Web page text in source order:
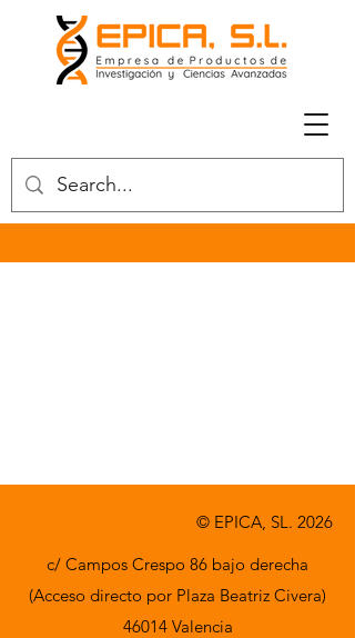
© EPICA, SL. 2026
c/ Campos Crespo 86 bajo derecha
(Acceso directo por Plaza Beatriz Civera)
46014 Valencia